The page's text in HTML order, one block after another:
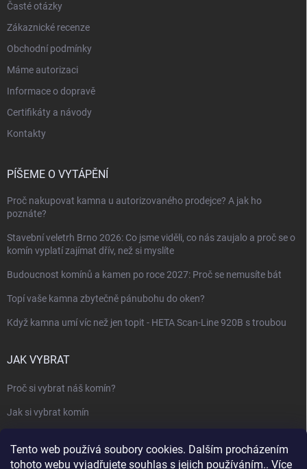
Tento web používá soubory cookies. Dalším procházením
tohoto webu vyjadřujete souhlas s jejich používáním.. Více
Časté otázky
Zákaznické recenze
Obchodní podmínky
Máme autorizaci
Informace o dopravě
Certifikáty a návody
Kontakty
PÍŠEME O VYTÁPĚNÍ
Proč nakupovat kamna u autorizovaného prodejce? A jak ho
poznáte?
Stavební veletrh Brno 2026: Co jsme viděli, co nás zaujalo a proč se o
komín vyplatí zajímat dřív, než si myslíte
Budoucnost komínů a kamen po roce 2027: Proč se nemusíte bát
Topí vaše kamna zbytečně pánubohu do oken?
Když kamna umí víc než jen topit - HETA Scan-Line 920B s troubou
JAK VYBRAT
Proč si vybrat náš komín?
Jak si vybrat komín
Jak vybrat kamna nebo krbovou vložku